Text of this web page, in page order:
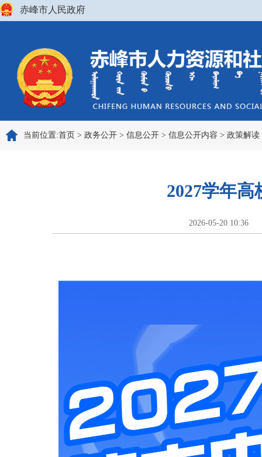
赤峰市人民政府
当前位置:首页 > 政务公开 > 信息公开 > 信息公开内容 > 政策解读
2027学年
2026-05-20 10:36